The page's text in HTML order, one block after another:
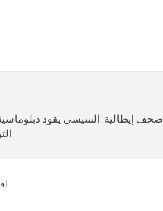
صحف إيطالية: السيسي يقود